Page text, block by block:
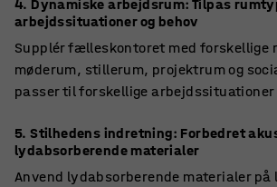
4. Dynamiske arbejdsrum: Tilpas
arbejdssituationer og behov
Supplér fælleskontoret med forskellige
møderum, stillerum, projektrum og
passer til forskellige arbejdssituationer
5. Stilhedens indretning: Forbedret
lydabsorberende materialer
Anvend lydabsorberende materialer på